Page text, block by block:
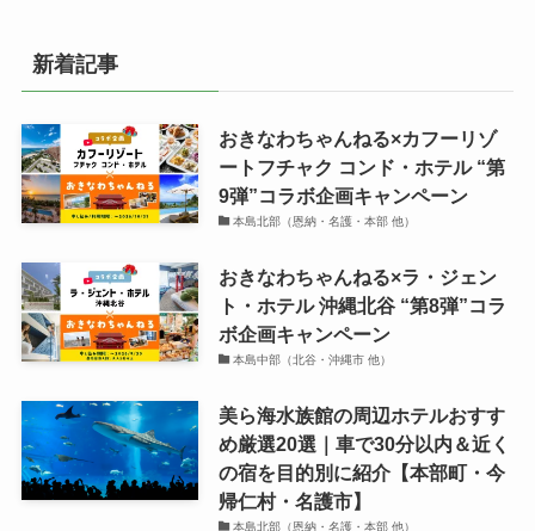
新着記事
おきなわちゃんねる×カフーリゾ
ートフチャク コンド・ホテル “第
9弾”コラボ企画キャンペーン
本島北部（恩納・名護・本部 他）
おきなわちゃんねる×ラ・ジェン
ト・ホテル 沖縄北谷 “第8弾”コラ
ボ企画キャンペーン
本島中部（北谷・沖縄市 他）
美ら海水族館の周辺ホテルおすす
め厳選20選｜車で30分以内＆近く
の宿を目的別に紹介【本部町・今
帰仁村・名護市】
本島北部（恩納・名護・本部 他）